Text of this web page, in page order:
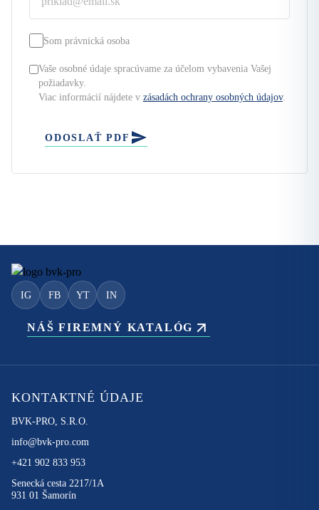
Som právnická osoba
Vaše osobné údaje spracúvame za účelom vybavenia Vašej
požiadavky.
Viac informácií nájdete v zásadách ochrany osobných údajov.
ODOSLAŤ PDF
IG FB YT IN
NÁŠ FIREMNÝ KATALÓG
KONTAKTNÉ ÚDAJE
BVK-PRO, S.R.O.
info@bvk-pro.com
+421 902 833 953
Senecká cesta 2217/1A
931 01 Šamorín